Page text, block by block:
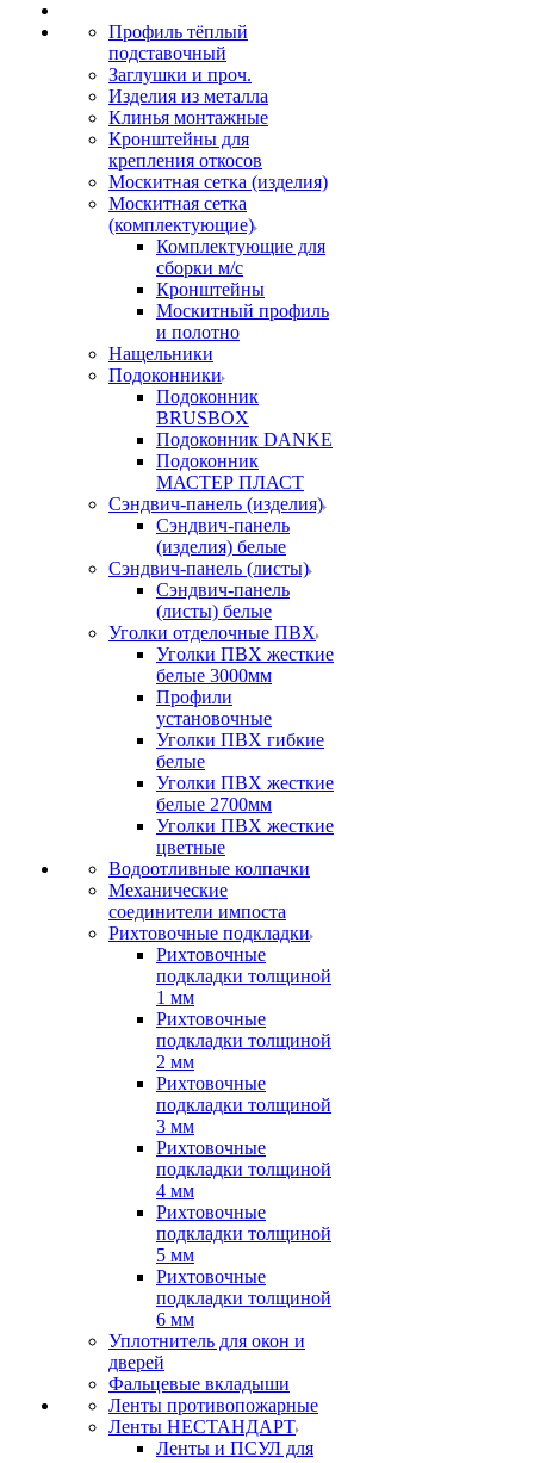
Профиль тёплый
подставочный
Заглушки и проч.
Изделия из металла
Клинья монтажные
Кронштейны для
крепления откосов
Москитная сетка (изделия)
Москитная сетка
(комплектующие)
Комплектующие для
сборки м/с
Кронштейны
Москитный профиль
и полотно
Нащельники
Подоконники
Подоконник
BRUSBOX
Подоконник DANKE
Подоконник
МАСТЕР ПЛАСТ
Сэндвич-панель (изделия)
Сэндвич-панель
(изделия) белые
Сэндвич-панель (листы)
Сэндвич-панель
(листы) белые
Уголки отделочные ПВХ
Уголки ПВХ жесткие
белые 3000мм
Профили
установочные
Уголки ПВХ гибкие
белые
Уголки ПВХ жесткие
белые 2700мм
Уголки ПВХ жесткие
цветные
Водоотливные колпачки
Механические
соединители импоста
Рихтовочные подкладки
Рихтовочные
подкладки толщиной
1 мм
Рихтовочные
подкладки толщиной
2 мм
Рихтовочные
подкладки толщиной
3 мм
Рихтовочные
подкладки толщиной
4 мм
Рихтовочные
подкладки толщиной
5 мм
Рихтовочные
подкладки толщиной
6 мм
Уплотнитель для окон и
дверей
Фальцевые вкладыши
Ленты противопожарные
Ленты НЕСТАНДАРТ
Ленты и ПСУЛ для